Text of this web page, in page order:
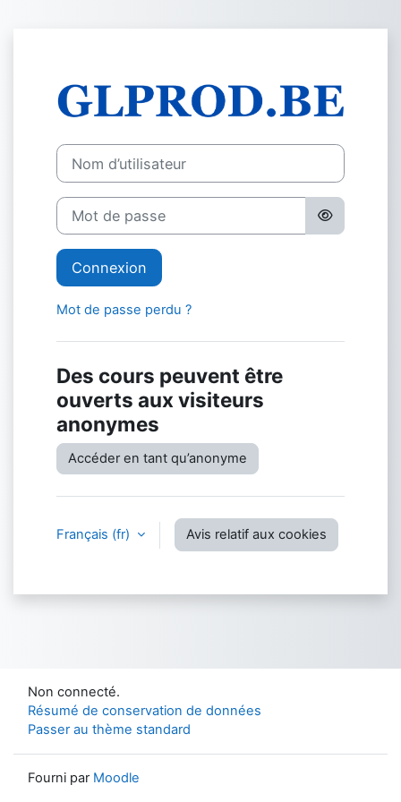
Connexion à
Nom d’utilisateur
Mot de passe
Connexion
Mot de passe perdu ?
Des cours peuvent être
ouverts aux visiteurs
anonymes
Accéder en tant qu’anonyme
Français ‎(fr)‎ Avis relatif aux cookies
Non connecté.
Résumé de conservation de données
Passer au thème standard
Fourni par Moodle